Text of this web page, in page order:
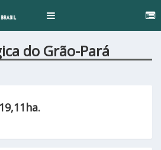
Toggle
do Grão-Pará